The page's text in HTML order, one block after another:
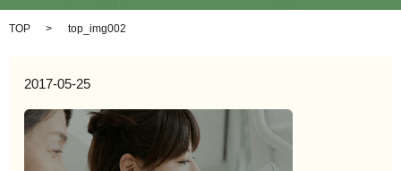
TOP top_img002
2017-05-25